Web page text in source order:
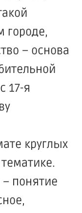
городе,
– основа
17-я
круглых
– понятие